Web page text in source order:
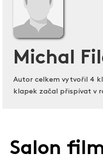
Michal
Autor celkem vytvořil 4
klapek začal přispívat v
Salon